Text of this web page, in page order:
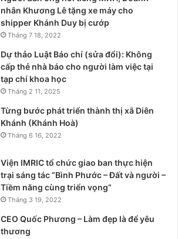
nhân Khương Lê tặng xe máy cho
shipper Khánh Duy bị cướp
Tháng 7 18, 2022
Dự thảo Luật Báo chí (sửa đổi): Không
cấp thẻ nhà báo cho người làm việc tại
tạp chí khoa học
Tháng 2 11, 2025
Từng bước phát triển thành thị xã Diên
Khánh (Khánh Hoà)
Tháng 6 16, 2022
Viện IMRIC tổ chức giao ban thực hiện
trại sáng tác “Bình Phước – Đất và người –
Tiềm năng cùng triển vọng”
Tháng 3 19, 2022
CEO Quốc Phương – Làm đẹp là để yêu
thương